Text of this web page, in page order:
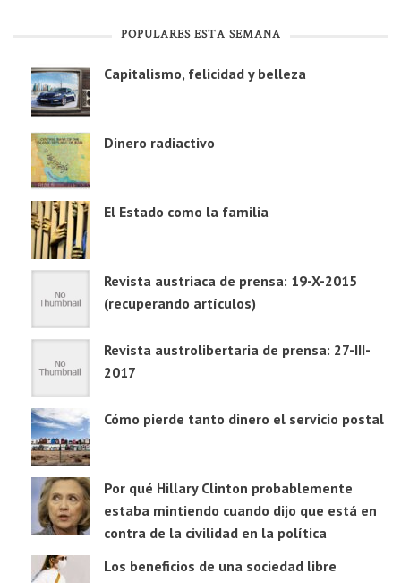
POPULARES ESTA SEMANA
Capitalismo, felicidad y belleza
Dinero radiactivo
El Estado como la familia
Revista austriaca de prensa: 19-X-2015
(recuperando artículos)
Revista austrolibertaria de prensa: 27-III-
2017
Cómo pierde tanto dinero el servicio postal
Por qué Hillary Clinton probablemente
estaba mintiendo cuando dijo que está en
contra de la civilidad en la política
Los beneficios de una sociedad libre